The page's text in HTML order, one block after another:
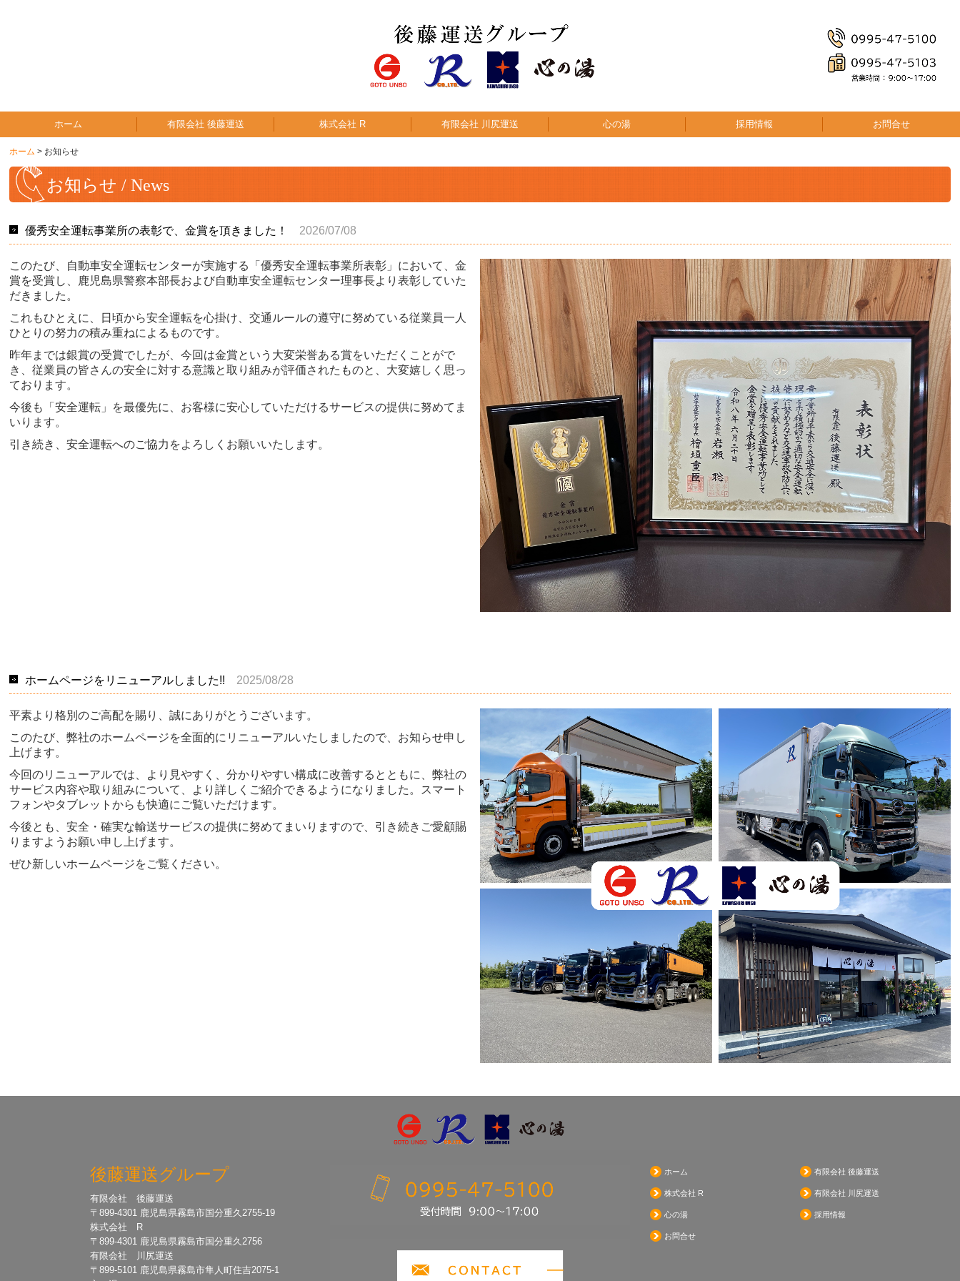
ホーム 有限会社 後藤運送 株式会社 R 有限会社 川尻運送 心の湯 採用情報 お問合せ
ホーム お知らせ
お知らせ / News
優秀安全運転事業所の表彰で、金賞を頂きました！ 2026/07/08
このたび、自動車安全運転センターが実施する「優秀安全運転事業所表彰」において、金
賞を受賞し、鹿児島県警察本部長および自動車安全運転センター理事長より表彰していた
だきました。
これもひとえに、日頃から安全運転を心掛け、交通ルールの遵守に努めている従業員一人
ひとりの努力の積み重ねによるものです。
昨年までは銀賞の受賞でしたが、今回は金賞という大変栄誉ある賞をいただくことがで
き、従業員の皆さんの安全に対する意識と取り組みが評価されたものと、大変嬉しく思っ
ております。
今後も「安全運転」を最優先に、お客様に安心していただけるサービスの提供に努めてま
いります。
引き続き、安全運転へのご協力をよろしくお願いいたします。
ホームページをリニューアルしました!! 2025/08/28
平素より格別のご高配を賜り、誠にありがとうございます。
このたび、弊社のホームページを全面的にリニューアルいたしましたので、お知らせ申し
上げます。
今回のリニューアルでは、より見やすく、分かりやすい構成に改善するとともに、弊社の
サービス内容や取り組みについて、より詳しくご紹介できるようになりました。スマート
フォンやタブレットからも快適にご覧いただけます。
今後とも、安全・確実な輸送サービスの提供に努めてまいりますので、引き続きご愛顧賜
りますようお願い申し上げます。
ぜひ新しいホームページをご覧ください。
後藤運送グループ
有限会社 後藤運送
〒899-4301 鹿児島県霧島市国分重久2755-19
株式会社 R
〒899-4301 鹿児島県霧島市国分重久2756
有限会社 川尻運送
〒899-5101 鹿児島県霧島市隼人町住吉2075-1
ホーム 有限会社 後藤運送
株式会社 R 有限会社 川尻運送
心の湯 採用情報
お問合せ